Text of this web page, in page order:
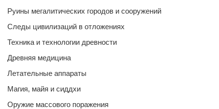
Руины мегалитических городов и сооружений
Следы цивилизаций в отложениях
Техника и технологии древности
Древняя медицина
Летательные аппараты
Магия, майя и сиддхи
Оружие массового поражения